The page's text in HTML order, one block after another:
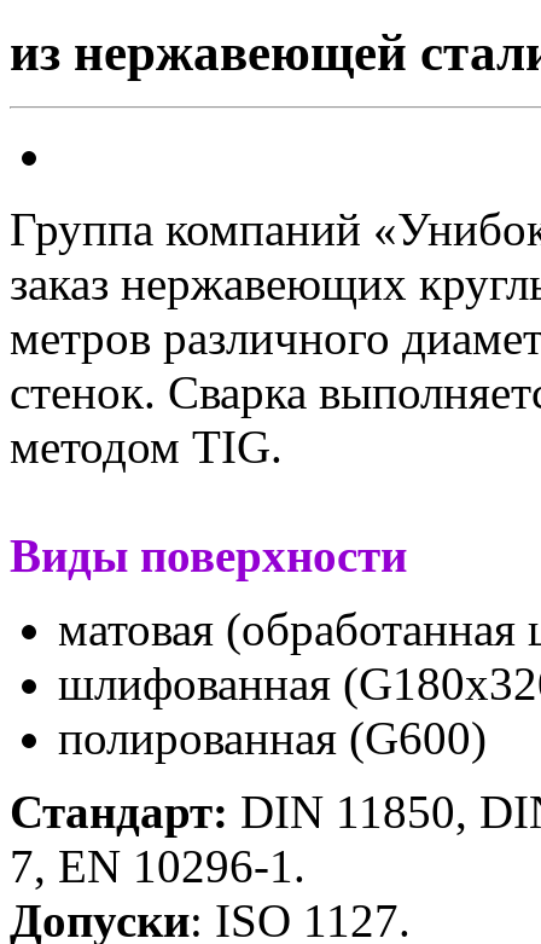
из нержавеющей
Группа компаний
заказ нержавеющих
метров различного
стенок. Сварка
методом TIG.
Виды поверхности
матовая
шлифованная
полированная (G600)
Стандарт: DIN 11850,
7, EN 10296-1.
Допуски: ISO 1127.